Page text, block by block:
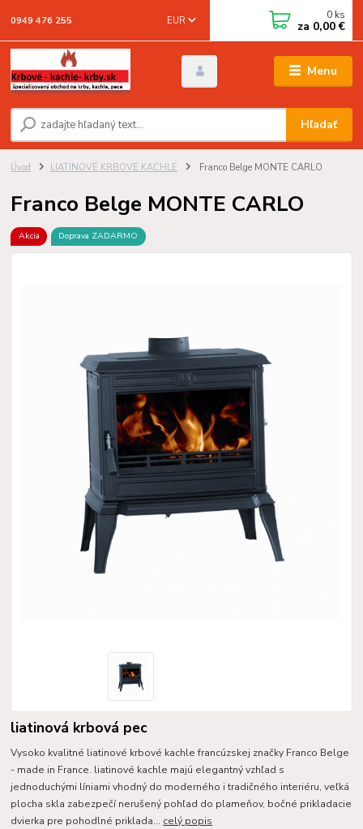
Menu
EUR
Hľadať
0949 476 255 0 ks
za 0,00 €
Úvod LIATINOVÉ KRBOVÉ KACHLE Franco Belge MONTE CARLO
Franco Belge MONTE CARLO
Akcia Doprava ZADARMO
liatinová krbová pec
Vysoko kvalitné liatinové krbové kachle francúzskej značky Franco Belge
- made in France. liatinové kachle majú elegantný vzhľad s
jednoduchými líniami vhodný do moderného i tradičného interiéru, veľká
plocha skla zabezpečí nerušený pohľad do plameňov, bočné prikladacie
dvierka pre pohodlné priklada... celý popis